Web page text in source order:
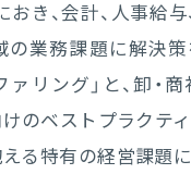
き、会計、人事給与
の業務課題に解決
リング」と、卸・商
けのベストプラクテ
える特有の経営課題